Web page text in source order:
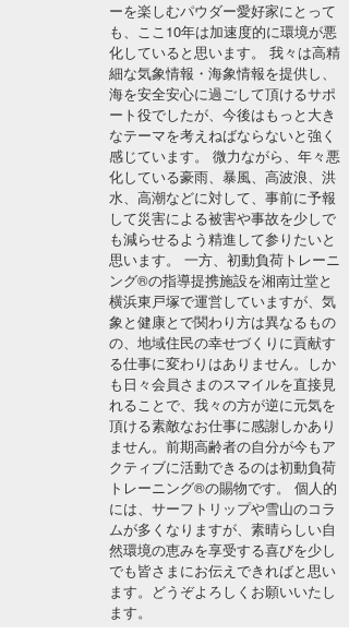
サーフィンエリアガイド
会員メニュー
今月のプレゼント
ーを楽しむパウダー愛好家にとって
も、ここ10年は加速度的に環境が悪
化していると思います。 我々は高精
細な気象情報・海象情報を提供し、
海を安全安心に過ごして頂けるサポ
ート役でしたが、今後はもっと大き
なテーマを考えねばならないと強く
感じています。 微力ながら、年々悪
化している豪雨、暴風、高波浪、洪
水、高潮などに対して、事前に予報
して災害による被害や事故を少しで
も減らせるよう精進して参りたいと
思います。 一方、初動負荷トレーニ
ング®の指導提携施設を湘南辻堂と
横浜東戸塚で運営していますが、気
象と健康とで関わり方は異なるもの
の、地域住民の幸せづくりに貢献す
る仕事に変わりはありません。しか
も日々会員さまのスマイルを直接見
れることで、我々の方が逆に元気を
頂ける素敵なお仕事に感謝しかあり
ません。前期高齢者の自分が今もア
クティブに活動できるのは初動負荷
トレーニング®の賜物です。 個人的
には、サーフトリップや雪山のコラ
ムが多くなりますが、素晴らしい自
然環境の恵みを享受する喜びを少し
でも皆さまにお伝えできればと思い
ます。どうぞよろしくお願いいたし
ます。
ショップ情報
ショップ情報
ルール＆How to
サーファーズ
ライター/寄稿メディア
Core Surf Japan